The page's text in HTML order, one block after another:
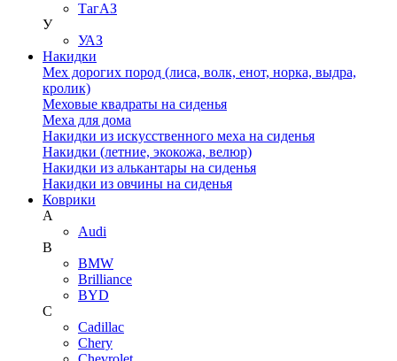
ТагАЗ
У
УАЗ
Накидки
Мех дорогих пород (лиса, волк, енот, норка, выдра,
кролик)
Меховые квадраты на сиденья
Меха для дома
Накидки из искусственного меха на сиденья
Накидки (летние, экокожа, велюр)
Накидки из алькантары на сиденья
Накидки из овчины на сиденья
Коврики
A
Audi
B
BMW
Brilliance
BYD
C
Cadillac
Chery